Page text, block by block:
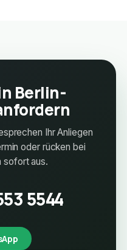
Berlin-
Ihr Anliegen
oder rücken bei
sofort aus.
5544